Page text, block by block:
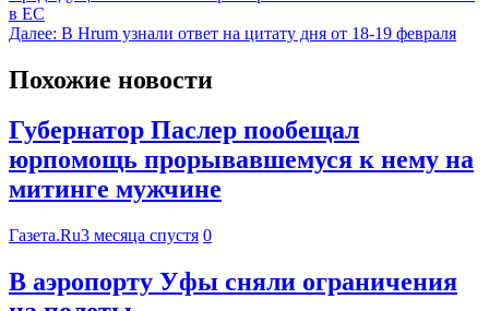
в ЕС
Далее: В Hrum узнали ответ на цитату дня от 18-19 февраля
Похожие новости
Губернатор Паслер пообещал
юрпомощь прорывавшемуся к нему на
митинге мужчине
Газета.Ru3 месяца спустя 0
В аэропорту Уфы сняли ограничения